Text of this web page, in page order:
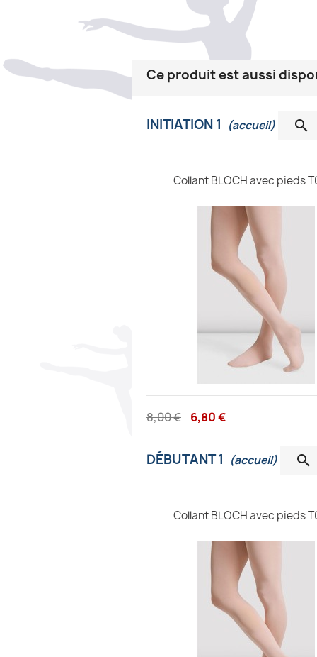
Ce produit est aussi
INITIATION 1 (accueil) 
Collant BLOCH avec pieds
8,00 € 6,80 €
DÉBUTANT 1 (accueil) 
Collant BLOCH avec pieds